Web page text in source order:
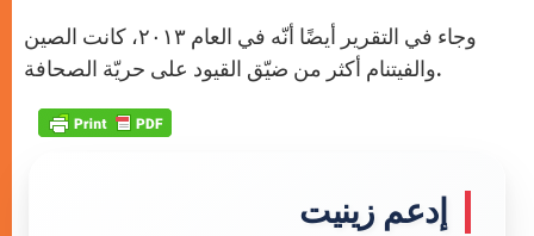
وجاء في التقرير أيضًا أنّه في العام ٢٠١٣، كانت الصين
والفيتنام أكثر من ضيّق القيود على حريّة الصحافة.
إدعم زينيت